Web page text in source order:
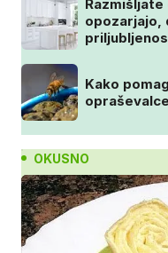
Razmišljate
opozarjajo,
Kako
OKUSNO